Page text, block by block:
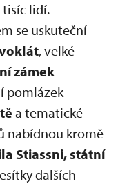
tisíc lidí.
se uskuteční
, velké
zámek
pomlázek
a tematické
nabídnou kromě
Stiassni, státní
dalších